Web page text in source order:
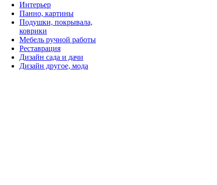
Интерьер
Панно, картины
Подушки, покрывала,
коврики
Мебель ручной работы
Реставрация
Дизайн сада и дачи
Дизайн другое, мода